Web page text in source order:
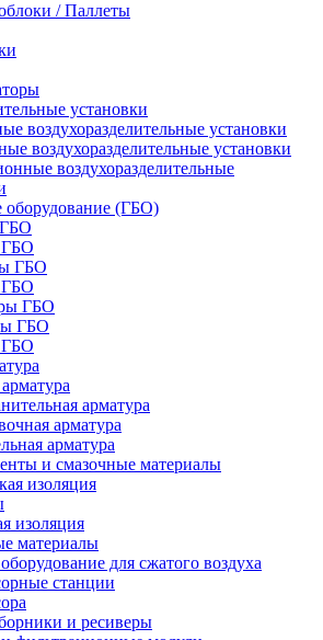
/ Паллеты
установки
воздухоразделительные установки
воздухоразделительные установки
воздухоразделительные
оборудование (ГБО)
ГБО
ГБО
ГБО
арматура
арматура
арматура
и смазочные материалы
изоляция
изоляция
материалы
для сжатого воздуха
станции
и ресиверы